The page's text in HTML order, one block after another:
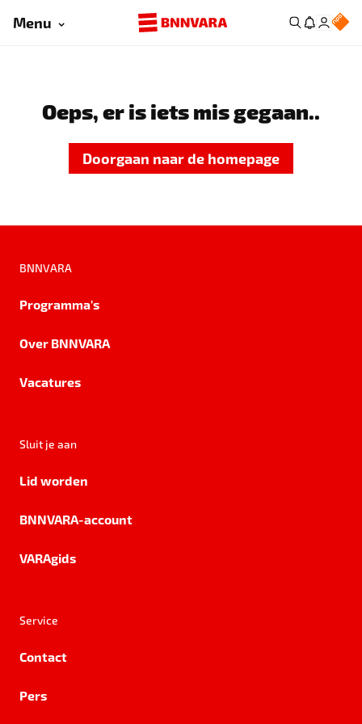
Menu
Oeps, er is iets mis gegaan..
Doorgaan naar de homepage
BNNVARA
Programma's
Over BNNVARA
Vacatures
Sluit je aan
Lid worden
BNNVARA-account
VARAgids
Service
Contact
Pers